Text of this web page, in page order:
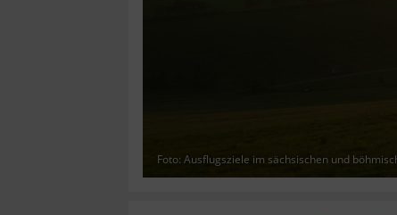
Foto: Ausflugsziele im sächsischen und